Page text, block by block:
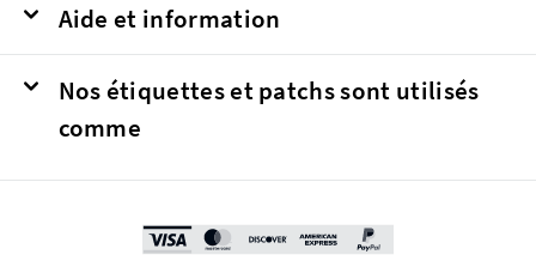
Aide et information
Nos étiquettes et patchs sont utilisés
comme